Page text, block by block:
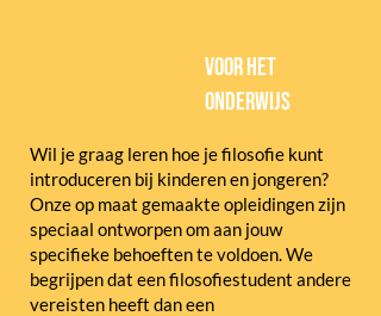
Wil je graag leren hoe je filosofie kunt
introduceren bij kinderen en jongeren?
Onze op maat gemaakte opleidingen zijn
speciaal ontworpen om aan jouw
specifieke behoeften te voldoen. We
begrijpen dat een filosofiestudent andere
vereisten heeft dan een
Voor het
onderwijs